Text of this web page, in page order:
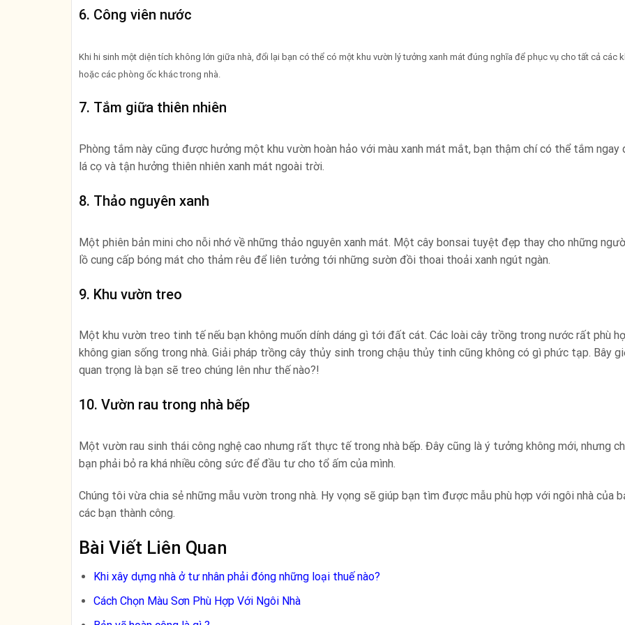
6. Công viên nước
Khi hi sinh một diện tích không lớn giữa nhà, đổi lại bạn có thể có một khu vườn lý tưởng xanh mát đúng nghĩa để phục vụ cho tất cả các
hoặc các phòng ốc khác trong nhà.
7. Tắm giữa thiên nhiên
Phòng tắm này cũng được hưởng một khu vườn hoàn hảo với màu xanh mát mắt, bạn thậm chí có thể tắm ngay
lá cọ và tận hưởng thiên nhiên xanh mát ngoài trời.
8. Thảo nguyên xanh
Một phiên bản mini cho nỗi nhớ về những thảo nguyên xanh mát. Một cây bonsai tuyệt đẹp thay cho những
lồ cung cấp bóng mát cho thảm rêu để liên tưởng tới những sườn đồi thoai thoải xanh ngút ngàn.
9. Khu vườn treo
Một khu vườn treo tinh tế nếu bạn không muốn dính dáng gì tới đất cát. Các loài cây trồng trong nước rất phù
không gian sống trong nhà. Giải pháp trồng cây thủy sinh trong chậu thủy tinh cũng không có gì phức tạp. Bây
quan trọng là bạn sẽ treo chúng lên như thế nào?!
10. Vườn rau trong nhà bếp
Một vườn rau sinh thái công nghệ cao nhưng rất thực tế trong nhà bếp. Đây cũng là ý tưởng không mới, nhưng
bạn phải bỏ ra khá nhiều công sức để đầu tư cho tổ ấm của mình.
Chúng tôi vừa chia sẻ những mẫu vườn trong nhà. Hy vọng sẽ giúp bạn tìm được mẫu phù hợp với ngôi nhà của
các bạn thành công.
Bài Viết Liên Quan
Khi xây dựng nhà ở tư nhân phải đóng những loại thuế nào?
Cách Chọn Màu Sơn Phù Hợp Với Ngôi Nhà